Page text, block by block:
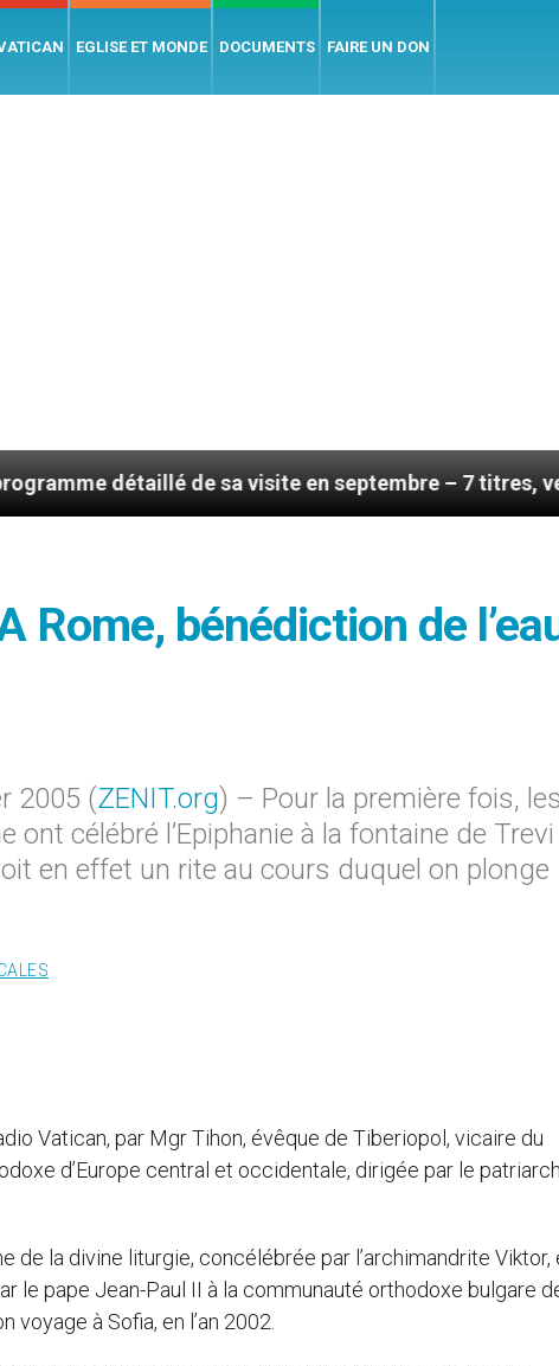
EGLISE ET MONDE DOCUMENTS FAIRE UN DON
de sa visite en septembre – 7 titres, vendredi 7 août
Rome, bénédiction de
2005 (ZENIT.org) – Pour la première fois, les
célébré l’Epiphanie à la fontaine de Trevi
en effet un rite au cours duquel on plonge
Vatican, par Mgr Tihon, évêque de Tiberiopol, vicaire du
d’Europe central et occidentale, dirigée par le
de la divine liturgie, concélébrée par l’archimandrite Viktor,
le pape Jean-Paul II à la communauté orthodoxe bulgare
à Sofia, en l’an 2002.